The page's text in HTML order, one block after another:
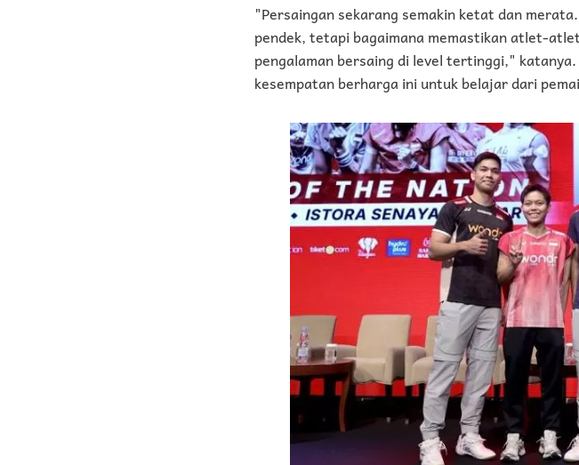
"Persaingan sekarang semakin ketat dan
pendek, tetapi bagaimana memastikan atlet-
pengalaman bersaing di level tertinggi,"
kesempatan berharga ini untuk belajar dari